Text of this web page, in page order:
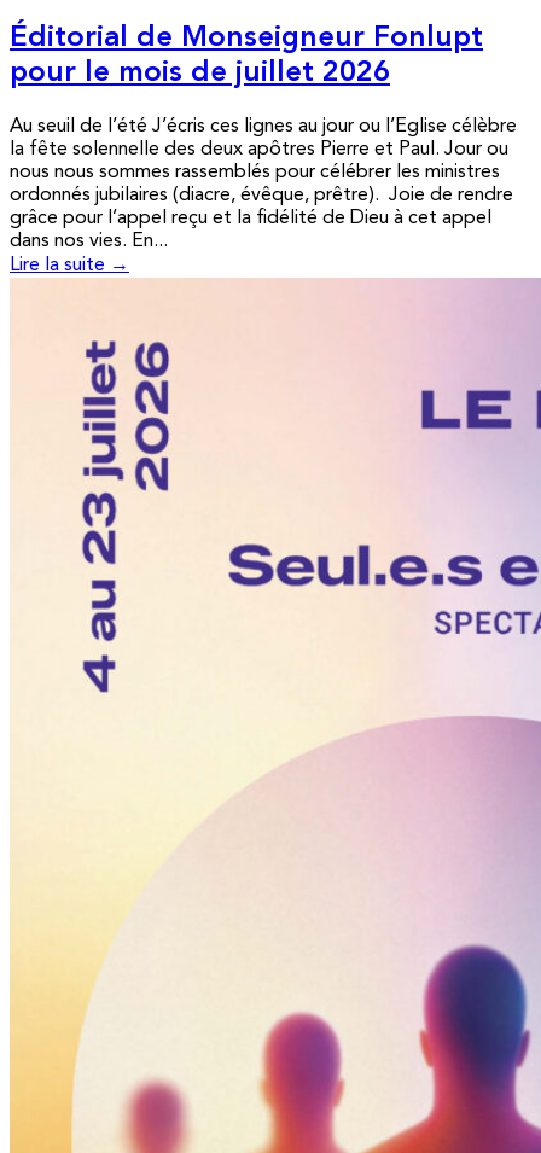
Éditorial de Monseigneur Fonlupt
pour le mois de juillet 2026
Au seuil de l’été J’écris ces lignes au jour ou l’Eglise célèbre
la fête solennelle des deux apôtres Pierre et Paul. Jour ou
nous nous sommes rassemblés pour célébrer les ministres
ordonnés jubilaires (diacre, évêque, prêtre). Joie de rendre
grâce pour l’appel reçu et la fidélité de Dieu à cet appel
dans nos vies. En...
Lire la suite →